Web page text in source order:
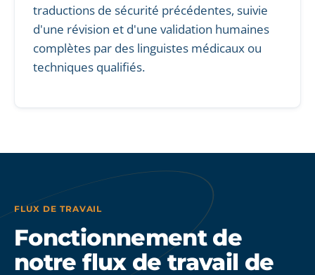
traductions de sécurité précédentes, suivie
d'une révision et d'une validation humaines
complètes par des linguistes médicaux ou
techniques qualifiés.
FLUX DE TRAVAIL
Fonctionnement de
notre flux de travail de